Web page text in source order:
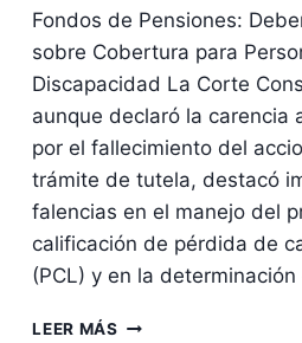
Fondos de Pensiones:
sobre Cobertura para
Discapacidad La Corte
aunque declaró la carencia
por el fallecimiento del
trámite de tutela, destacó
falencias en el manejo del
calificación de pérdida de
(PCL) y en la
LEER MÁS FONDOS